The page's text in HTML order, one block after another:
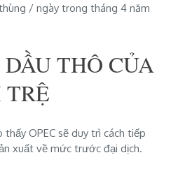
/ ngày trong tháng 4 năm
THÔ CỦA
OPEC sẽ duy trì cách tiếp
xuất về mức trước đại dịch.